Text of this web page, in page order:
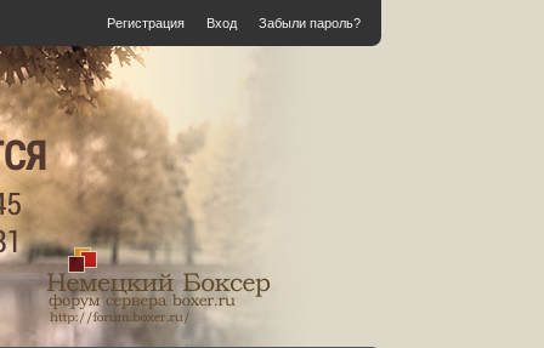
Регистрация Вход Забыли пароль?